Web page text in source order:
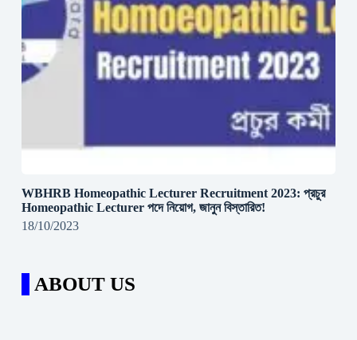
WBHRB Homeopathic Lecturer Recruitment 2023: প্রচুর
Homeopathic Lecturer পদে নিয়োগ, জানুন বিস্তারিত!
18/10/2023
ABOUT US